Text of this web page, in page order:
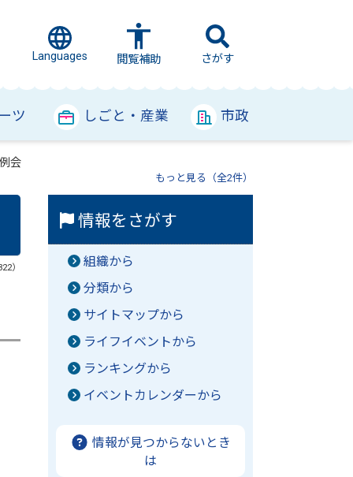
Languages 閲覧補助 さがす
ツ しごと・産業 市政
会
もっと見る（全2件）
）
情報をさがす
組織から
分類から
サイトマップから
ライフイベントから
ランキングから
イベントカレンダーから
情報が見つからないとき
は